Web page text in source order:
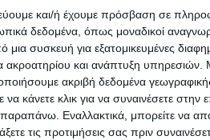
και/ή έχουμε πρόσβαση σε
δεδομένα, όπως μοναδικοί
συσκευή για εξατομικευμένες
ακροατηρίου και ανάπτυξη υπηρεσιών.
ακριβή δεδομένα
κλικ για να συναινέσετε στην
Εναλλακτικά, μπορείτε να
τις προτιμήσεις σας πριν
προς τη θάλασσα.
εξαιρετικά δύσκολης
είναι αδύνατη η διέλευση
με απόφαση του Δημάρχου τα